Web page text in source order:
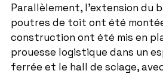
Parallèlement, l’extension du
poutres de toit ont été
construction ont été mis en
prouesse logistique dans un
ferrée et le hall de sciage,